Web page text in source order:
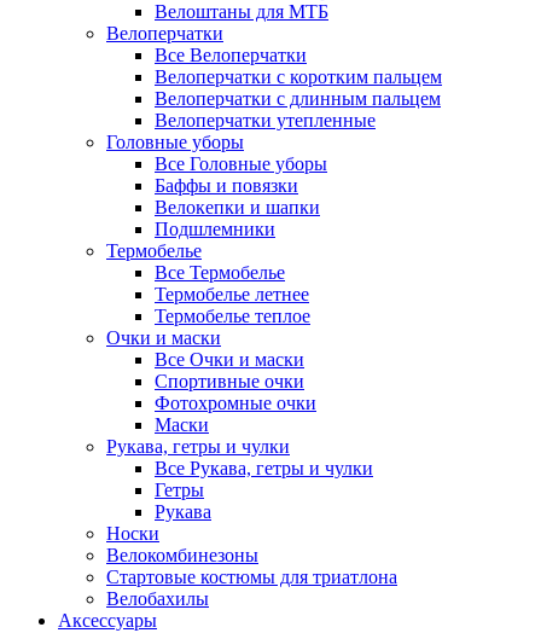
Велоштаны для МТБ
Велоперчатки
Все Велоперчатки
Велоперчатки с коротким пальцем
Велоперчатки с длинным пальцем
Велоперчатки утепленные
Головные уборы
Все Головные уборы
Баффы и повязки
Велокепки и шапки
Подшлемники
Термобелье
Все Термобелье
Термобелье летнее
Термобелье теплое
Очки и маски
Все Очки и маски
Спортивные очки
Фотохромные очки
Маски
Рукава, гетры и чулки
Все Рукава, гетры и чулки
Гетры
Рукава
Носки
Велокомбинезоны
Стартовые костюмы для триатлона
Велобахилы
Аксессуары